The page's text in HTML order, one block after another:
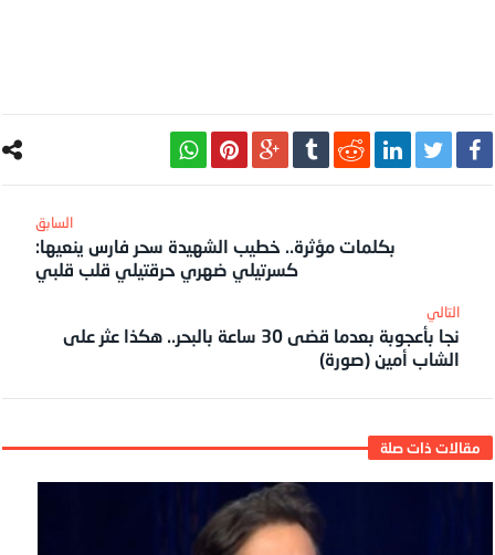
بكلمات مؤثرة.. خطيب الشهيدة سحر فارس ينعيها:
كسرتيلي ضهري حرقتيلي قلب قلبي
‎التالي
نجا بأعجوبة بعدما قضى 30 ساعة بالبحر.. هكذا عثر على
الشاب أمين (صورة)